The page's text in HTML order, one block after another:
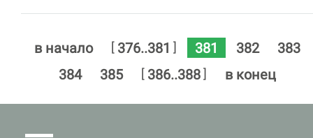
в начало [ 376..381 ] 381 382
383
384
385 [ 386..388] в конец